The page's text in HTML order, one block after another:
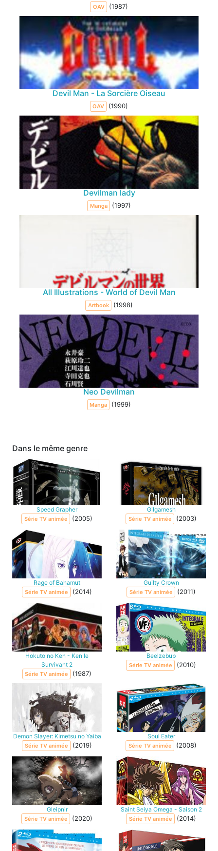
OAV (1987)
Devil Man - La Sorcière Oiseau
OAV (1990)
Devilman lady
Manga (1997)
All Illustrations - World of Devil Man
Artbook (1998)
Neo Devilman
Manga (1999)
Dans le même genre
Speed Grapher
Série TV animée (2005)
Gilgamesh
Série TV animée (2003)
Rage of Bahamut
Série TV animée (2014)
Guilty Crown
Série TV animée (2011)
Hokuto no Ken - Ken le
Survivant 2
Série TV animée (1987)
Beelzebub
Série TV animée (2010)
Demon Slayer: Kimetsu no Yaiba
Série TV animée (2019)
Soul Eater
Série TV animée (2008)
Gleipnir
Série TV animée (2020)
Saint Seiya Omega - Saison 2
Série TV animée (2014)